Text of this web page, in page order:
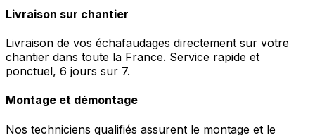
Livraison sur chantier
Livraison de vos échafaudages directement sur votre
chantier dans toute la France. Service rapide et
ponctuel, 6 jours sur 7.
Montage et démontage
Nos techniciens qualifiés assurent le montage et le